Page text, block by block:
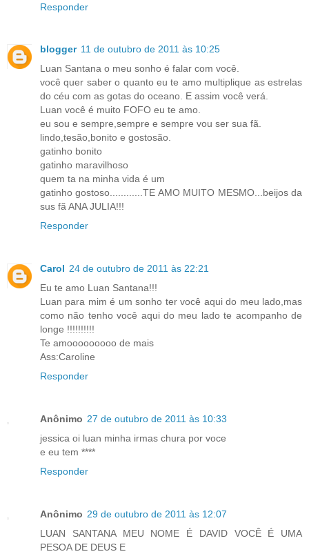
Responder
blogger 11 de outubro de 2011 às 10:25
Luan Santana o meu sonho é falar com você.
você quer saber o quanto eu te amo multiplique as estrelas
do céu com as gotas do oceano. E assim você verá.
Luan você é muito FOFO eu te amo.
eu sou e sempre,sempre e sempre vou ser sua fã.
lindo,tesão,bonito e gostosão.
gatinho bonito
gatinho maravilhoso
quem ta na minha vida é um
gatinho gostoso............TE AMO MUITO MESMO...beijos da
sus fã ANA JULIA!!!
Responder
Carol 24 de outubro de 2011 às 22:21
Eu te amo Luan Santana!!!
Luan para mim é um sonho ter você aqui do meu lado,mas
como não tenho você aqui do meu lado te acompanho de
longe !!!!!!!!!!
Te amooooooooo de mais
Ass:Caroline
Responder
Anônimo 27 de outubro de 2011 às 10:33
jessica oi luan minha irmas chura por voce
e eu tem ****
Responder
Anônimo 29 de outubro de 2011 às 12:07
LUAN SANTANA MEU NOME É DAVID VOCÊ É UMA
PESOA DE DEUS E